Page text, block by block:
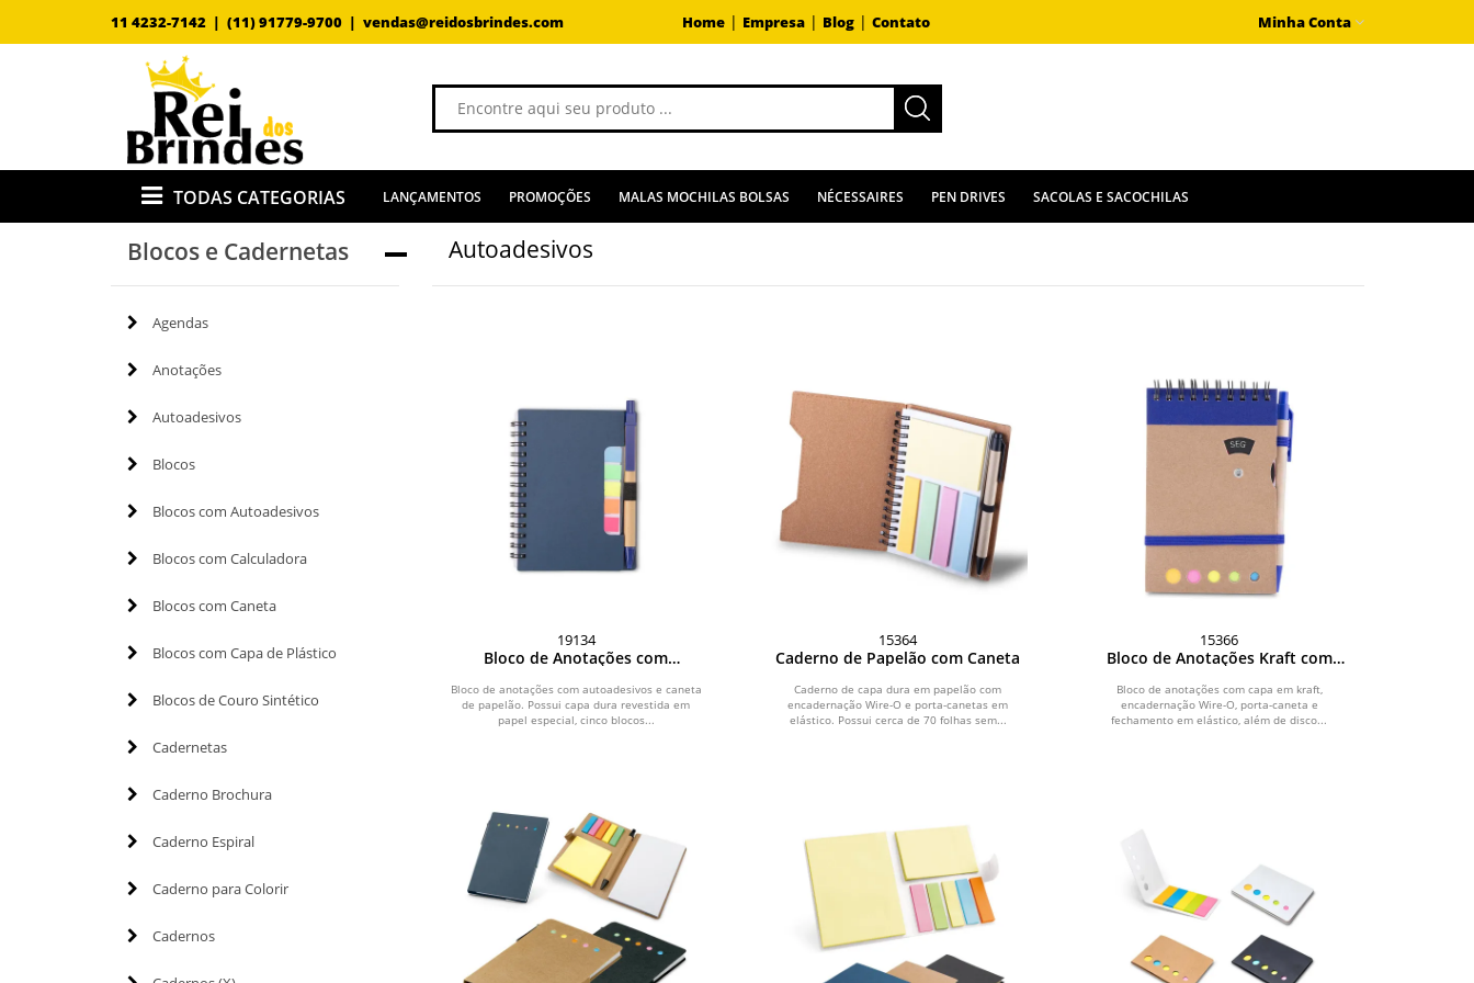
11 4232-7142 | (11) 91779-9700 | vendas@reidosbrindes.com Home| Empresa| Blog| Contato Minha Conta
TODAS CATEGORIAS LANÇAMENTOS PROMOÇÕES MALAS MOCHILAS BOLSAS NÉCESSAIRES PEN DRIVES SACOLAS E SACOCHILAS
Blocos e Cadernetas
Agendas
Anotações
Autoadesivos
Blocos
Blocos com Autoadesivos
Blocos com Calculadora
Blocos com Caneta
Blocos com Capa de Plástico
Blocos de Couro Sintético
Cadernetas
Caderno Brochura
Caderno Espiral
Caderno para Colorir
Cadernos
Autoadesivos
19134
Bloco de Anotações com
Bloco de anotações com autoadesivos e caneta
de papelão. Possui capa dura revestida em
papel especial, cinco blocos...
15364
Caderno de Papelão com Caneta
Caderno de capa dura em papelão com
encadernação Wire-O e porta-canetas em
elástico. Possui cerca de 70 folhas sem...
15366
Bloco de Anotações Kraft com
Bloco de anotações com capa em kraft,
encadernação Wire-O, porta-caneta e
fechamento em elástico, além de disco...